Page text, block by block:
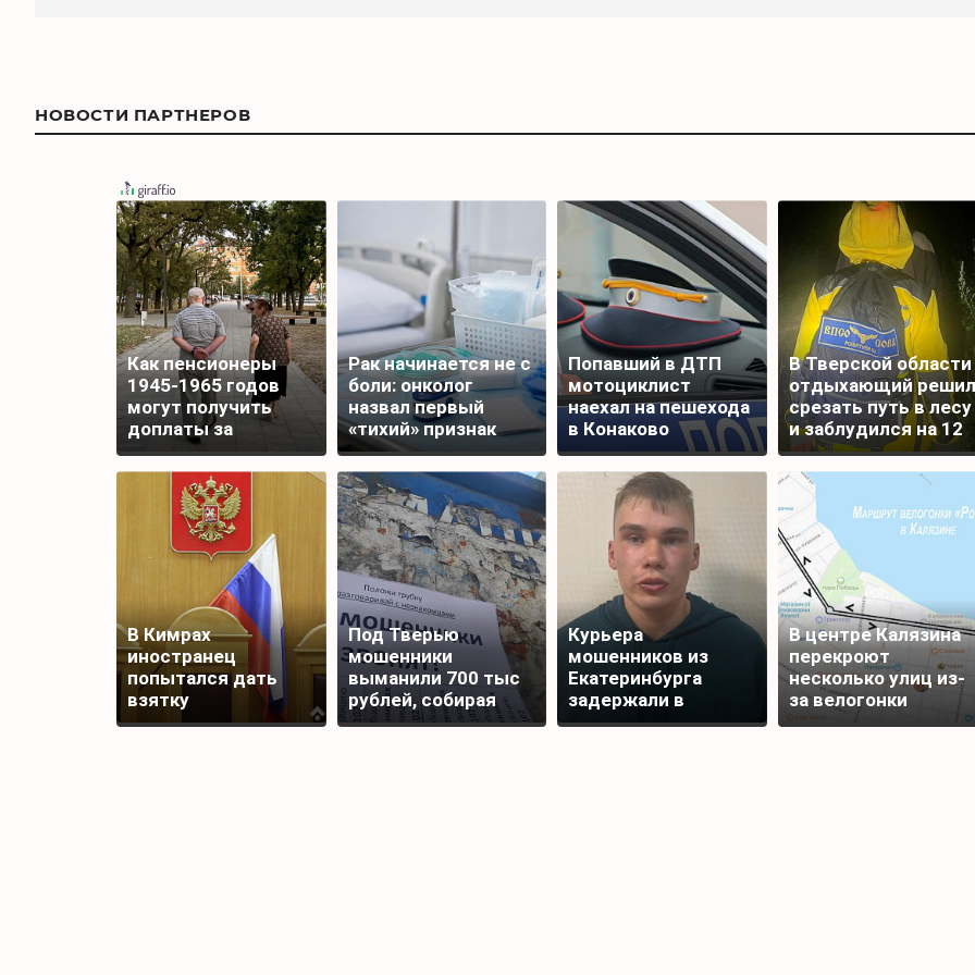
НОВОСТИ ПАРТНЕРОВ
Как пенсионеры
1945-1965 годов
могут получить
доплаты за
советский стаж
Рак начинается не с
боли: онколог
назвал первый
«тихий» признак
болезни
Попавший в ДТП
мотоциклист
наехал на пешехода
в Конаково
В Тверской области
отдыхающий решил
срезать путь в лесу
и заблудился на 12
часов
В Кимрах
иностранец
попытался дать
взятку
полицейскому
Под Тверью
мошенники
выманили 700 тыс
рублей, собирая
подписи для
Курьера
мошенников из
Екатеринбурга
задержали в
Редкино Тверской
В центре Калязина
перекроют
несколько улиц из-
за велогонки